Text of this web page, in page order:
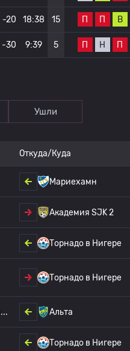
-20 18:38 15 П П В
-30 9:39 5 П Н П
Ушли
Откуда/Куда
Мариехамн
Академия SJK 2
Торнадо в Нигере
Торнадо в Нигере
Альта
Торнадо в Нигере